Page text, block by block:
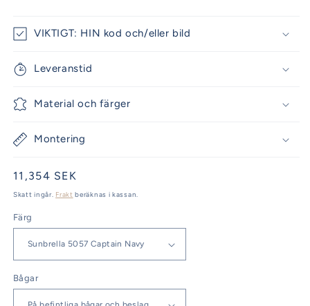
VIKTIGT: HIN kod och/eller bild
Leveranstid
Material och färger
Montering
Ordinarie
pris
11,354 SEK
Skatt ingår. Frakt beräknas i kassan.
Färg
Bågar